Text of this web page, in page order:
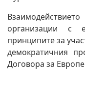
организации с
принципите за
демократичния
Договора за